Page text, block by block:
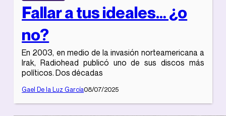
Fallar a tus ideales… ¿o
no?
En 2003, en medio de la invasión norteamericana a
Irak, Radiohead publicó uno de sus discos más
políticos. Dos décadas
Gael De la Luz García08/07/2025